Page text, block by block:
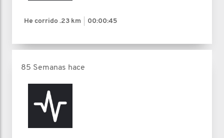
He corrido .23 km 00:00:45
85 Semanas hace